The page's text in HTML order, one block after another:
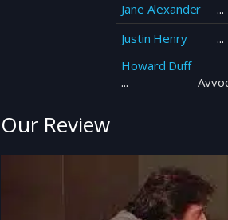
Jane Alexander
Justin Henry
Howard Duff
Our Review